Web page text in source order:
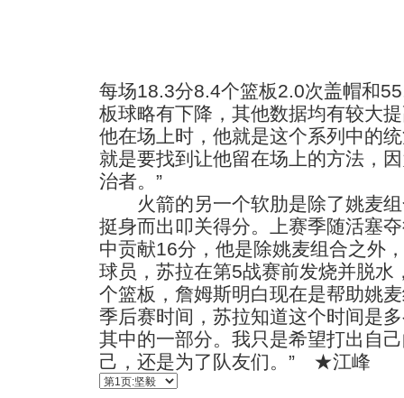
每场18.3分8.4个篮板2.0次盖帽和
板球略有下降，其他数据均有较大
他在场上时，他就是这个系列中的
就是要找到让他留在场上的方法，
治者。”
火箭的另一个软肋是除了姚麦组
挺身而出叩关得分。上赛季随活塞
中贡献16分，他是除姚麦组合之外
球员，苏拉在第5战赛前发烧并脱水
个篮板，詹姆斯明白现在是帮助姚
季后赛时间，苏拉知道这个时间是
其中的一部分。我只是希望打出自
己，还是为了队友们。” ★江峰